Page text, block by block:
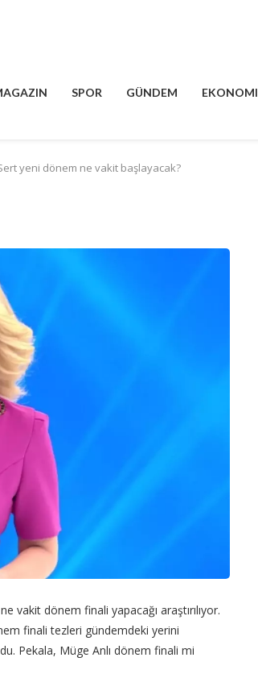
SPOR GÜNDEM EKONOMI
yeni dönem ne vakit başlayacak?
vakit dönem finali yapacağı araştırılıyor.
finali tezleri gündemdeki yerini
Pekala, Müge Anlı dönem finali mi